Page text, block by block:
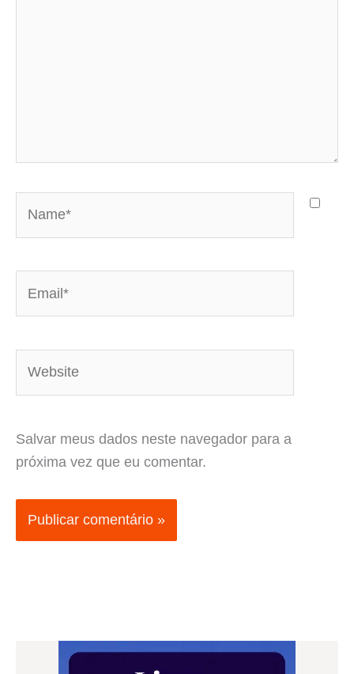
Salvar meus dados neste navegador para a
próxima vez que eu comentar.